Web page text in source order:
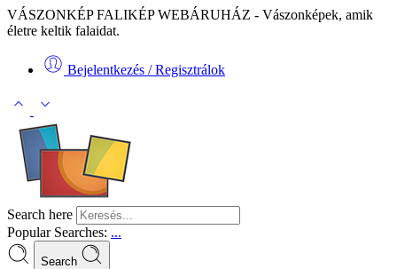
VÁSZONKÉP FALIKÉP WEBÁRUHÁZ - Vászonképek, amik
életre keltik falaidat.
Bejelentkezés / Regisztrálok
Search here
Popular Searches: ...
Search